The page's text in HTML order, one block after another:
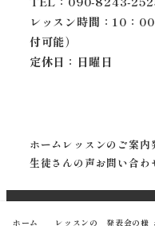
レッスン時間：10：
付可能）
定休日：日曜日
ホーム レッスンのご案内
生徒さんの声お問い合わ
安佐南区
ホーム レッスンの 発表会の様